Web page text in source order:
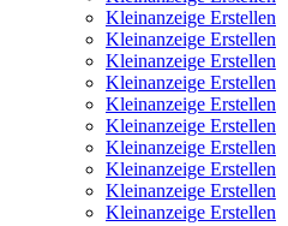
Kleinanzeige Erstellen
Kleinanzeige Erstellen
Kleinanzeige Erstellen
Kleinanzeige Erstellen
Kleinanzeige Erstellen
Kleinanzeige Erstellen
Kleinanzeige Erstellen
Kleinanzeige Erstellen
Kleinanzeige Erstellen
Kleinanzeige Erstellen